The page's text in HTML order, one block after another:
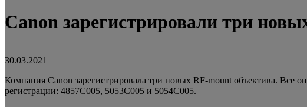
Canon зарегистрировали три
30.03.2021
Компания Canon зарегистрировала три новых RF-mount объектива.
регистрации: 4857C005, 5053C005 и 5054C005.